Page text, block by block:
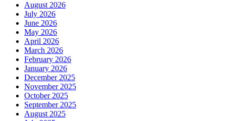
August 2026
July 2026
June 2026
May 2026
April 2026
March 2026
February 2026
January 2026
December 2025
November 2025
October 2025
September 2025
August 2025